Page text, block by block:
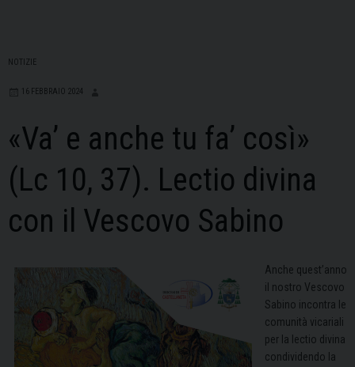
NOTIZIE
16 FEBBRAIO 2024
«Va’ e anche tu fa’ così»
(Lc 10, 37). Lectio divina
con il Vescovo Sabino
Anche quest’anno
il nostro Vescovo
Sabino incontra le
comunità vicariali
per la lectio divina
condividendo la